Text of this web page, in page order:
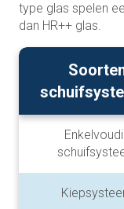
type glas spelen
dan HR++ glas.